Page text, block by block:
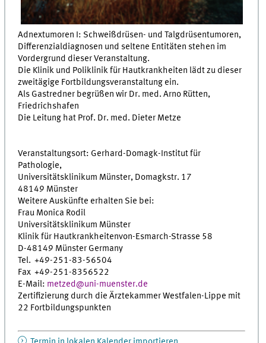
Adnextumoren I: Schweißdrüsen- und Talgdrüsentumoren,
Differenzialdiagnosen und seltene Entitäten stehen im
Vordergrund dieser Veranstaltung.
Die Klinik und Poliklinik für Hautkrankheiten lädt zu dieser
zweitägige Fortbildungsveranstaltung ein.
Als Gastredner begrüßen wir Dr. med. Arno Rütten,
Friedrichshafen
Die Leitung hat Prof. Dr. med. Dieter Metze
Veranstaltungsort: Gerhard-Domagk-Institut für
Pathologie,
Universitätsklinikum Münster, Domagkstr. 17
48149 Münster
Weitere Auskünfte erhalten Sie bei:
Frau Monica Rodil
Universitätsklinikum Münster
Klinik für Hautkrankheitenvon-Esmarch-Strasse 58
D-48149 Münster Germany
Tel. +49-251-83-56504
Fax +49-251-8356522
E-Mail: metzed@uni-muenster.de
Zertifizierung durch die Ärztekammer Westfalen-Lippe mit
22 Fortbildungspunkten